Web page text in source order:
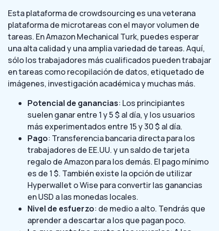
Esta plataforma de crowdsourcing es una veterana
plataforma de microtareas con el mayor volumen de
tareas. En Amazon Mechanical Turk, puedes esperar
una alta calidad y una amplia variedad de tareas. Aquí,
sólo los trabajadores más cualificados pueden trabajar
en tareas como recopilación de datos, etiquetado de
imágenes, investigación académica y muchas más.
Potencial de ganancias: Los principiantes
suelen ganar entre 1 y 5 $ al día, y los usuarios
más experimentados entre 15 y 30 $ al día.
Pago: Transferencia bancaria directa para los
trabajadores de EE.UU. y un saldo de tarjeta
regalo de Amazon para los demás. El pago mínimo
es de 1 $. También existe la opción de utilizar
Hyperwallet o Wise para convertir las ganancias
en USD a las monedas locales.
Nivel de esfuerzo: de medio a alto. Tendrás que
aprender a descartar a los que pagan poco.